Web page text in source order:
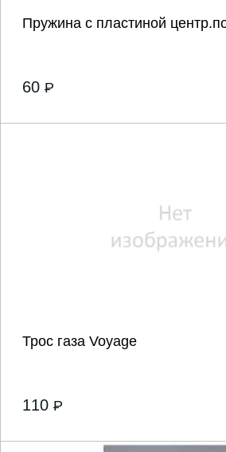
Пружина с пластиной
60 P
Трос газа Voyage
110 P